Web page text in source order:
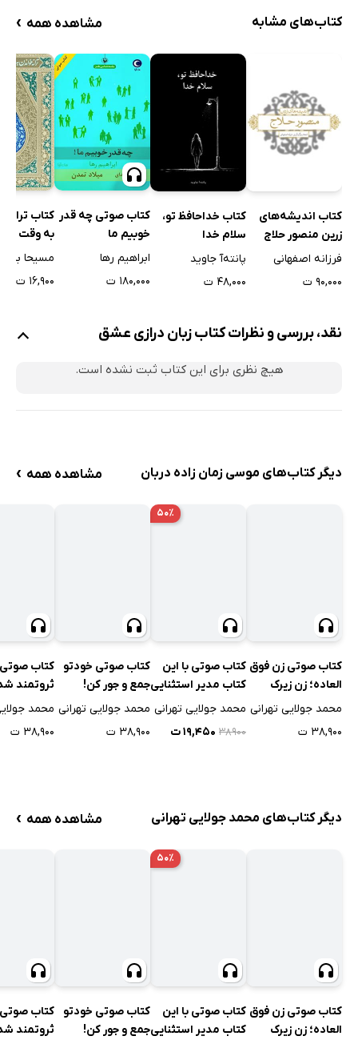
عشق و نفرت
امیدوار
دوست خواهم داشت
معجونی از احساسات
عشق
باران
عشق و آرامش
درختان یاس
رمز دوست داشتن
عشق بورزید
تکه‌ای ابر می‌شوم
دیار بی‌کرانه
کتاب‌های مشابه مشاهده همه ›
کتاب اندیشه‌های
زرین منصور حلاج
فرزانه اصفهانی
۹۰,۰۰۰ ت
کتاب خداحافظ تو،
سلام خدا
پانته‌آ جاوید
۴۸,۰۰۰ ت
کتاب صوتی چه قدر
خوبیم ما
ابراهیم رها
۱۸۰,۰۰۰ ت
کتاب
به وقت
مسیحا
۱۶,۹۰۰ ت
نقد، بررسی و نظرات کتاب زبان درازی عشق
هیچ نظری برای این کتاب ثبت نشده است.
دیگر کتاب‌های موسی زمان زاده دربان مشاهده همه ›
کتاب صوتی زن فوق
العاده؛ زن زیرک
محمد جولایی تهرانی
۳۸,۹۰۰ ت
۵۰٪
کتاب صوتی با این
کتاب مدیر استثنایی
باشید!
محمد جولایی تهرانی
۳۸۹۰۰ ۱۹,۴۵۰ ت
کتاب صوتی خودتو
جمع و جور کن!
محمد جولایی تهرانی
۳۸,۹۰۰ ت
کتاب صوتی
ثروتمند
محمد
۳۸,۹۰۰ ت
دیگر کتاب‌های محمد جولایی تهرانی مشاهده همه ›
کتاب صوتی زن فوق
العاده؛ زن زیرک
۵۰٪
کتاب صوتی با این
کتاب مدیر استثنایی
کتاب صوتی خودتو
جمع و جور کن!
کتاب صوتی
ثروتمند